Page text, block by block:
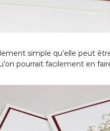
simple qu’elle peut
pourrait facilement en